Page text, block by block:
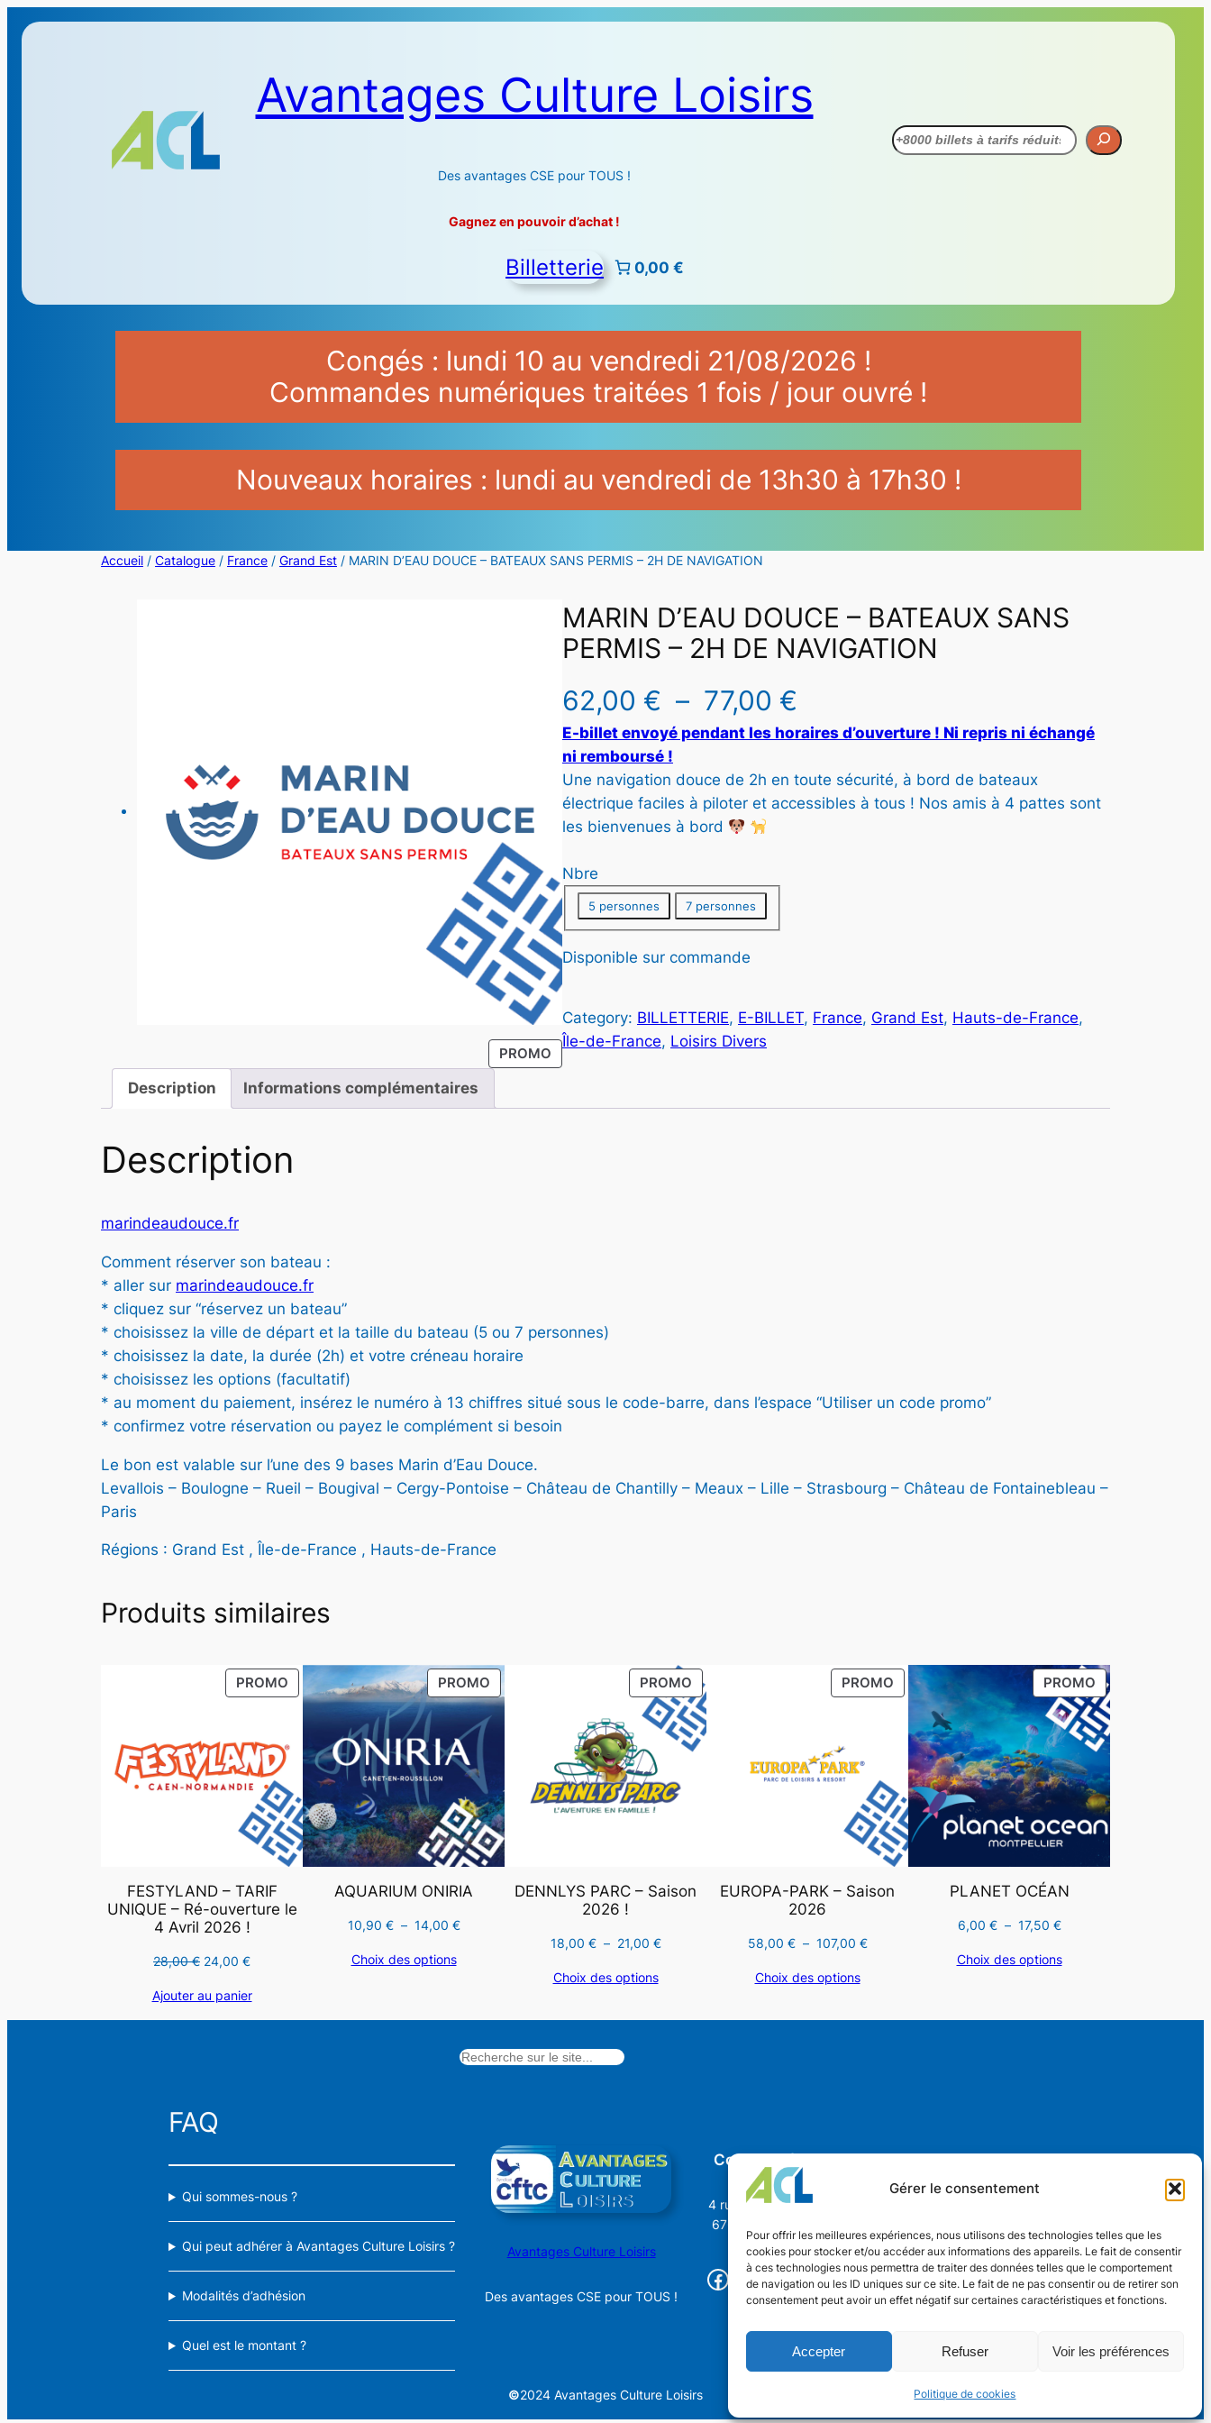
Gérer le consentement
Pour offrir les meilleures expériences, nous utilisons des technologies telles que les
cookies pour stocker et/ou accéder aux informations des appareils. Le fait de consentir
à ces technologies nous permettra de traiter des données telles que le comportement
de navigation ou les ID uniques sur ce site. Le fait de ne pas consentir ou de retirer son
consentement peut avoir un effet négatif sur certaines caractéristiques et fonctions.
Accepter Refuser Voir les préférences
Politique de cookies
Avantages Culture Loisirs
Des avantages CSE pour TOUS !
Gagnez en pouvoir d’achat !
Recherche
Billetterie 0,00 €
Congés : lundi 10 au vendredi 21/08/2026 !
Commandes numériques traitées 1 fois / jour ouvré !
Nouveaux horaires : lundi au vendredi de 13h30 à 17h30 !
Accueil / Catalogue / France / Grand Est / MARIN D’EAU DOUCE – BATEAUX SANS PERMIS – 2H DE NAVIGATION
PROMOP
R
D
T
MARIN D’EAU DOUCE – BATEAUX SANS
PERMIS – 2H DE NAVIGATION
62,00 € – 77,00 €
l
a
r
x
E-billet envoyé pendant les horaires d’ouverture ! Ni repris ni échangé
ni remboursé !
Une navigation douce de 2h en toute sécurité, à bord de bateaux
électrique faciles à piloter et accessibles à tous ! Nos amis à 4 pattes sont
les bienvenues à bord
Nbre
5 personnes 7 personnes
Disponible sur commande
Category: BILLETTERIE, E-BILLET, France, Grand Est, Hauts-de-France
Île-de-France, Loisirs Divers
Description Informations complémentaires
Description
marindeaudouce.fr
Comment réserver son bateau :
* aller sur marindeaudouce.fr
* cliquez sur “réservez un bateau”
* choisissez la ville de départ et la taille du bateau (5 ou 7 personnes)
* choisissez la date, la durée (2h) et votre créneau horaire
* choisissez les options (facultatif)
* au moment du paiement, insérez le numéro à 13 chiffres situé sous le code-barre, dans l’espace “Utiliser un code promo”
* confirmez votre réservation ou payez le complément si besoin
Le bon est valable sur l’une des 9 bases Marin d’Eau Douce.
Levallois – Boulogne – Rueil – Bougival – Cergy-Pontoise – Château de Chantilly – Meaux – Lille – Strasbourg – Château de Fontainebleau –
Paris
Régions : Grand Est , Île-de-France , Hauts-de-France
Produits similaires
PROMOPRODUIT
EN
PROMOTION
FESTYLAND – TARIF
UNIQUE – Ré-ouverture le
4 Avril 2026 !
28,00€ Le
initial
était :
24,00 €Le
actuel
est :
Ajouter au panier
PROMOPRODUIT
EN
PROMOTION
AQUARIUM ONIRIA
10,90 € – 14,00 €Plage
14,00 €
Choix des options
PROMOPRODUIT
EN
PROMOTION
DENNLYS PARC – Saison
2026 !
18,00 € – 21,00 €Plage
à
Choix des options
PROMOPRODUIT
EN
PROMOTION
EUROPA-PARK – Saison
2026
58,00 € – 107,00 €Plage
à
Choix des options
PROMOPRODUIT
EN
PROMOTION
PLANET OCÉAN
6,00 € – 17,50 €Plage
prix :
17,50 €
Choix des options
FAQ
Qui sommes-nous ?
Qui peut adhérer à Avantages Culture Loisirs ?
Modalités d’adhésion
Quel est le montant ?
Avantages Culture Loisirs
Des avantages CSE pour TOUS !
Coordonnées
4 rue Dr Oberkirch
67600 SÉLESTAT
Facebook
03.67.09.14.36
Nouveaux Horaires
Lundi au vendredi
13h30 – 17h30
Contact
©2024 Avantages Culture Loisirs